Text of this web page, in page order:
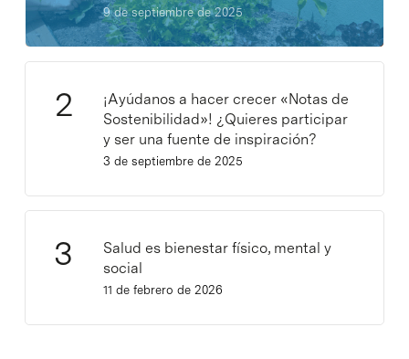
9 de septiembre de 2025
¡Ayúdanos a hacer crecer «Notas de
Sostenibilidad»! ¿Quieres participar
y ser una fuente de inspiración?
3 de septiembre de 2025
Salud es bienestar físico, mental y
social
11 de febrero de 2026